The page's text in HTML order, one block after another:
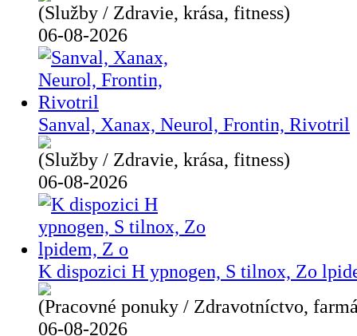
(Služby / Zdravie, krása, fitness)
06-08-2026
Sanval, Xanax, Neurol, Frontin, Rivotril
(Služby / Zdravie, krása, fitness)
06-08-2026
K dispozici H ypnogen, S tilnox, Zo
(Pracovné ponuky / Zdravotníctvo,
06-08-2026